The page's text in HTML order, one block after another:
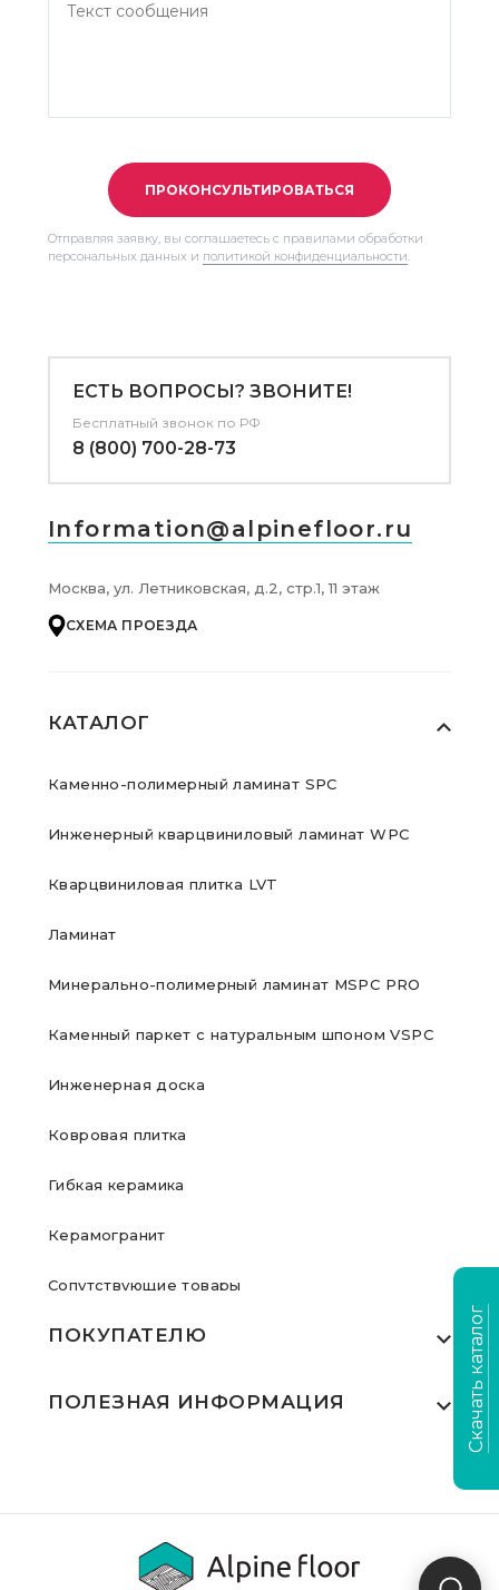
ПРОКОНСУЛЬТИРОВАТЬСЯ
Отправляя заявку, вы соглашаетесь с правилами обработки
персональных данных и политикой конфиденциальности.
КАТАЛОГ
Каменно-полимерный ламинат SPC
Инженерный кварцвиниловый ламинат WPC
Кварцвиниловая плитка LVT
Ламинат
Минерально-полимерный ламинат MSPC PRO
Каменный паркет с натуральным шпоном VSPC
Инженерная доска
Ковровая плитка
Гибкая керамика
Керамогранит
Сопутствующие товары
ПОКУПАТЕЛЮ
Где купить
Выполненные проекты
ПОЛЕЗНАЯ ИНФОРМАЦИЯ
Видеообзоры
Для дилеров
ЕСТЬ ВОПРОСЫ? ЗВОНИТЕ!
Бесплатный звонок по РФ
8 (800) 700-28-73
Information@alpinefloor.ru
Москва, ул. Летниковская, д.2, стр.1, 11 этаж
СХЕМА ПРОЕЗДА
Скачать каталог